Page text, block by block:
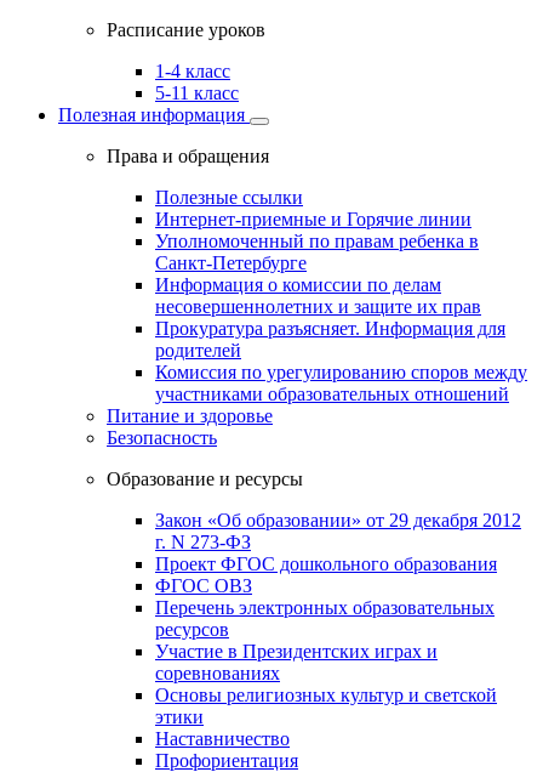
Расписание уроков
1-4 класс
5-11 класс
Полезная информация
Права и обращения
Полезные ссылки
Интернет-приемные и Горячие линии
Уполномоченный по правам ребенка в
Санкт-Петербурге
Информация о комиссии по делам
несовершеннолетних и защите их прав
Прокуратура разъясняет. Информация для
родителей
Комиссия по урегулированию споров между
участниками образовательных отношений
Питание и здоровье
Безопасность
Образование и ресурсы
Закон «Об образовании» от 29 декабря 2012
г. N 273-ФЗ
Проект ФГОС дошкольного образования
ФГОС ОВЗ
Перечень электронных образовательных
ресурсов
Участие в Президентских играх и
соревнованиях
Основы религиозных культур и светской
этики
Наставничество
Профориентация